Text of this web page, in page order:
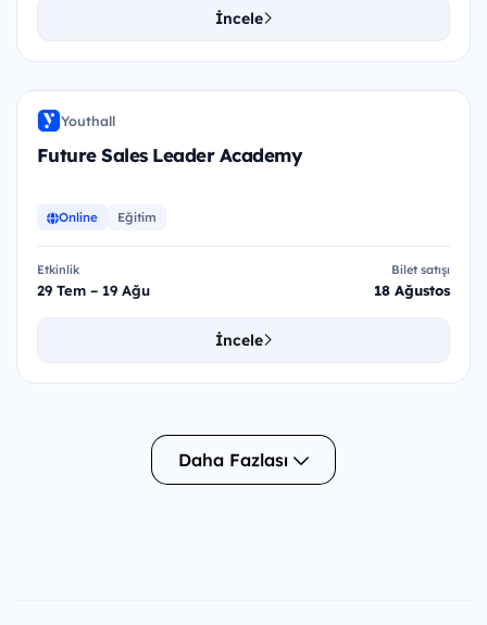
İncele
FSL
Y Youthall
Future Sales Leader Academy
Online Eğitim
Etkinlik
29 Tem – 19 Ağu
Bilet satışı
18 Ağustos
İncele
Daha Fazlası